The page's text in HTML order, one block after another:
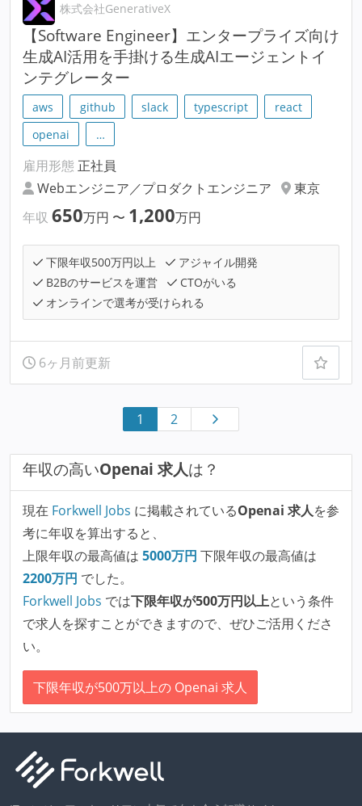
株式会社GenerativeX
【Software Engineer】エンタープライズ向け
生成AI活用を手掛ける生成AIエージェントイ
ンテグレーター
aws github slack typescript
react
openai
…
雇用形態 正社員
Webエンジニア／プロダクトエンジニア
東京
年収 650万円 〜 1,200万円
下限年収500万円以上
アジャイル開発
B2Bのサービスを運営
CTOがいる
オンラインで選考が受けられる
6ヶ月前更新
1 2
年収の高いOpenai 求人は？
現在 Forkwell Jobs に掲載されているOpenai 求人を参
考に年収を算出すると、
上限年収の最高値は 5000万円 下限年収の最高値は
2200万円 でした。
Forkwell Jobs では下限年収が500万円以上という条件
で求人を探すことができますので、ぜひご活用くださ
い。
下限年収が500万以上の Openai 求人